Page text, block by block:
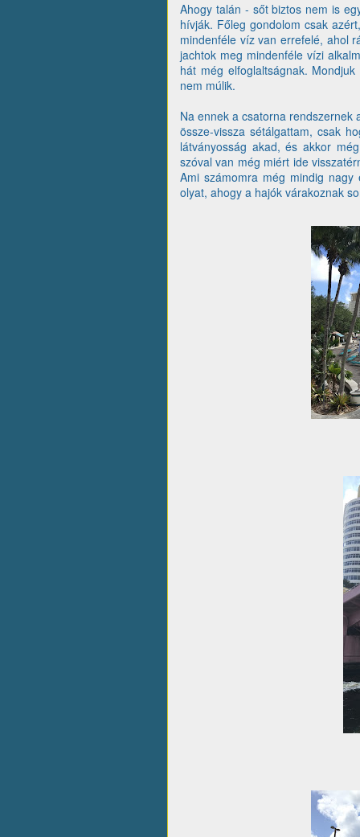
Ahogy talán - sőt biztos nem is
hívják. Főleg gondolom csak
mindenféle víz van errefelé, ahol
jachtok meg mindenféle vízi
hát még elfoglaltságnak.
nem múlik.
Na ennek a csatorna rendszernek
össze-vissza sétálgattam, csak
látványosság akad, és akkor
szóval van még miért ide
Ami számomra még mindig
olyat, ahogy a hajók várakoznak